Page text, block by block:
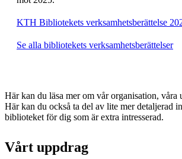
KTH Bibliotekets verksamhetsberättelse
Se alla bibliotekets verksamhetsberättelser
Här kan du läsa mer om vår organisation, våra
Här kan du också ta del av lite mer detaljerad
biblioteket för dig som är extra intresserad.
Vårt uppdrag